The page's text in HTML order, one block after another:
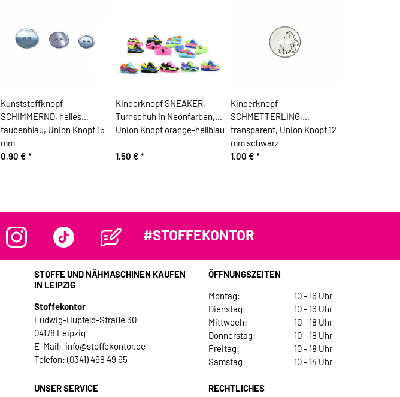
Kunststoffknopf
SCHIMMERND, helles
taubenblau, Union Knopf 15
mm
0,90 € *
Kinderknopf SNEAKER,
Turnschuh in Neonfarben,
Union Knopf orange-hellblau
1,50 € *
Kinderknopf
SCHMETTERLING,
transparent, Union Knopf 12
mm schwarz
1,00 € *
#STOFFEKONTOR
STOFFE UND NÄHMASCHINEN KAUFEN
IN LEIPZIG
Stoffekontor
Ludwig-Hupfeld-Straße 30
04178 Leipzig
E-Mail: info@stoffekontor.de
Telefon: (0341) 468 49 65
ÖFFNUNGSZEITEN
Montag:
10 - 16 Uhr
Dienstag:
10 - 16 Uhr
Mittwoch:
10 - 18 Uhr
Donnerstag:
10 - 18 Uhr
Freitag:
10 - 18 Uhr
Samstag:
10 - 14 Uhr
UNSER SERVICE RECHTLICHES